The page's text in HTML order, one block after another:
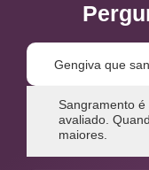
Gengiva que
Sangramento
avaliado.
maiores.